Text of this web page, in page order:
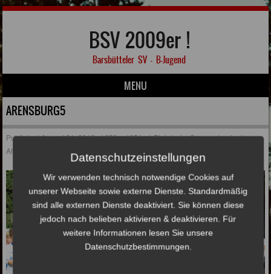
BSV 2009er !
Barsbütteler SV – B-Jugend
MENU
Skip to content
ARENSBURG5
PublishedAugust 21, 2018at650 × 405in1.Platz beim Sommerturnier in
Ahrensburg
Datenschutzeinstellungen
Wir verwenden technisch notwendige Cookies auf
unserer Webseite sowie externe Dienste. Standardmäßig
sind alle externen Dienste deaktiviert. Sie können diese
jedoch nach belieben aktivieren & deaktivieren. Für
weitere Informationen lesen Sie unsere
Datenschutzbestimmungen.